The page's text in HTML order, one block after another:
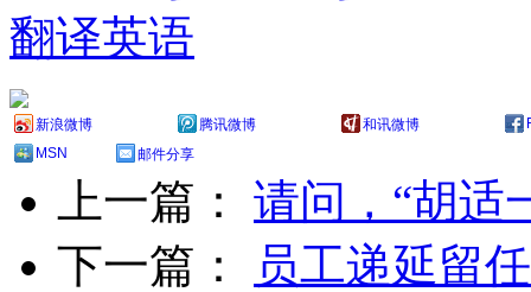
翻译英语
新浪微博 腾讯微博 和讯微博
MSN
邮件分享
上一篇： 请问，“胡适
下一篇：
员工递延留